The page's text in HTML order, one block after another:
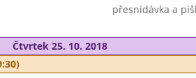
přesnídávka a
Čtvrtek 25. 10. 2018